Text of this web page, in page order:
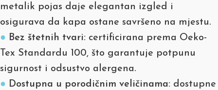
metalik pojas daje elegantan izgled i
osigurava da kapa ostane savršeno na mjestu.
● Bez štetnih tvari: certificirana prema Oeko-
Tex Standardu 100, što garantuje potpunu
sigurnost i odsustvo alergena.
● Dostupna u porodičnim veličinama: dostupne